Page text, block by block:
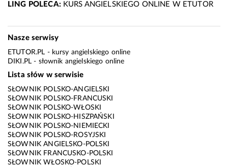
LING POLECA:KURS ANGIELSKIEGO ONLINE W ETUTOR
Nasze serwisy
ETUTOR.PL - kursy angielskiego online
DIKI.PL - słownik angielskiego online
Lista słów w serwisie
SŁOWNIK POLSKO-ANGIELSKI
SŁOWNIK POLSKO-FRANCUSKI
SŁOWNIK POLSKO-WŁOSKI
SŁOWNIK POLSKO-HISZPAŃSKI
SŁOWNIK POLSKO-NIEMIECKI
SŁOWNIK POLSKO-ROSYJSKI
SŁOWNIK ANGIELSKO-POLSKI
SŁOWNIK FRANCUSKO-POLSKI
SŁOWNIK WŁOSKO-POLSKI